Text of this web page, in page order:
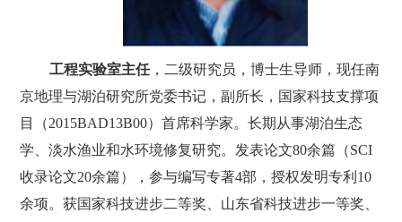
工程实验室主任，二级研究员，博士生导师，现任南
京地理与湖泊研究所党委书记，副所长，国家科技支撑项
目（2015BAD13B00）首席科学家。长期从事湖泊生态
学、淡水渔业和水环境修复研究。发表论文80余篇（SCI
收录论文20余篇），参与编写专著4部，授权发明专利 10
余项。获国家科技进步二等奖、山东省科技进步一等奖、